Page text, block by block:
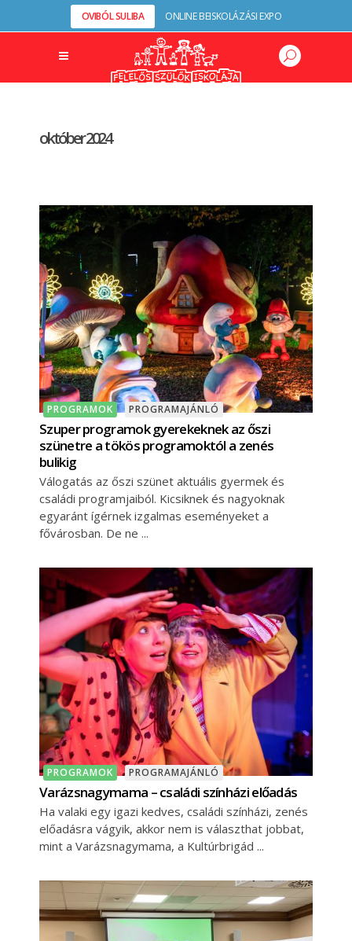
OVIBÓL SULIBA ONLINE BEISKOLÁZÁSI EXPO
október 2024
PROGRAMOK PROGRAMAJÁNLÓ
Szuper programok gyerekeknek az őszi
szünetre a tökös programoktól a zenés
bulikig
Válogatás az őszi szünet aktuális gyermek és
családi programjaiból. Kicsiknek és nagyoknak
egyaránt ígérnek izgalmas eseményeket a
fővárosban. De ne
PROGRAMOK PROGRAMAJÁNLÓ
Varázsnagymama – családi színházi előadás
Ha valaki egy igazi kedves, családi színházi, zenés
előadásra vágyik, akkor nem is választhat jobbat,
mint a Varázsnagymama, a Kultúrbrigád